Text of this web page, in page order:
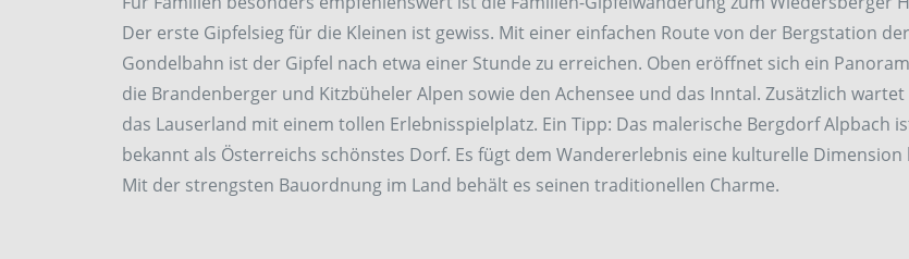
Der erste Gipfelsieg für die Kleinen ist gewiss. Mit einer einfachen Route von der Bergstation der
Gondelbahn ist der Gipfel nach etwa einer Stunde zu erreichen. Oben eröffnet sich ein
die Brandenberger und Kitzbüheler Alpen sowie den Achensee und das Inntal. Zusätzlich
das Lauserland mit einem tollen Erlebnisspielplatz. Ein Tipp: Das malerische Bergdorf Alpbach
bekannt als Österreichs schönstes Dorf. Es fügt dem Wandererlebnis eine kulturelle Dimension
Mit der strengsten Bauordnung im Land behält es seinen traditionellen Charme.